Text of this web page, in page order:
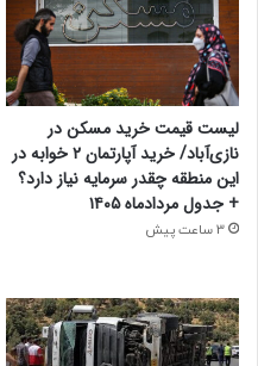
لیست قیمت خرید مسکن در
نازی‌آباد/ خرید آپارتمان ۲ خوابه در
این منطقه چقدر سرمایه نیاز دارد؟
+ جدول مردادماه ۱۴۰۵
3 ساعت پیش